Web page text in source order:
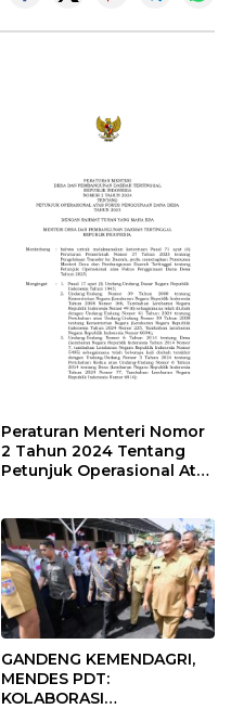
Peraturan Menteri Nomor
2 Tahun 2024 Tentang
Petunjuk Operasional Atas
GANDENG KEMENDAGRI,
MENDES PDT:
KOLABORASI